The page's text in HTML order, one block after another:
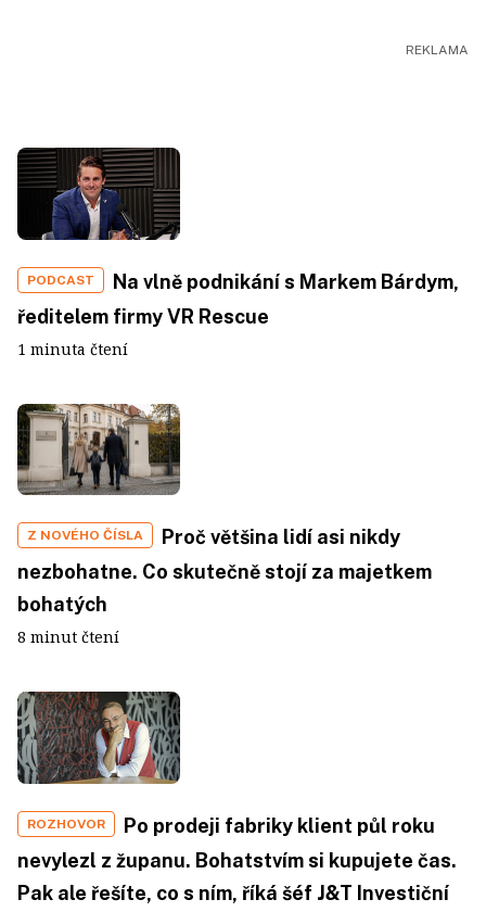
PODCAST
Na vlně podnikání s Markem Bárdym,
ředitelem firmy VR Rescue
1 minuta čtení
Z NOVÉHO ČÍSLA
Proč většina lidí asi nikdy
nezbohatne. Co skutečně stojí za majetkem
bohatých
8 minut čtení
ROZHOVOR
Po prodeji fabriky klient půl roku
nevylezl z županu. Bohatstvím si kupujete čas.
Pak ale řešíte, co s ním, říká šéf J&T Investiční